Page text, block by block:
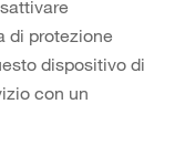
di protezione
dispositivo di
con un